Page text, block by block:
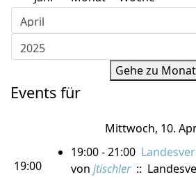
Gehe zu Monat
Events für
Mittwoch, 10.
19:00
19:00 - 21:00
von jtischler::